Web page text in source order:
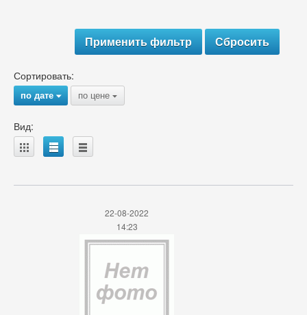
Сортировать:
по дате{ по цене {
Вид:
A B C
22-08-2022
14:23